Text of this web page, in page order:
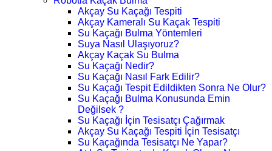
Akçay Su Kaçağı Tespiti
Akçay Kameralı Su Kaçak Tespiti
Su Kaçağı Bulma Yöntemleri
Suya Nasıl Ulaşıyoruz?
Akçay Kaçak Su Bulma
Su Kaçağı Nedir?
Su Kaçağı Nasıl Fark Edilir?
Su Kaçağı Tespit Edildikten Sonra Ne Olur?
Su Kaçağı Bulma Konusunda Emin
Değilsek ?
Su Kaçağı İçin Tesisatçı Çağırmak
Akçay Su Kaçağı Tespiti İçin Tesisatçı
Su Kaçağında Tesisatçı Ne Yapar?